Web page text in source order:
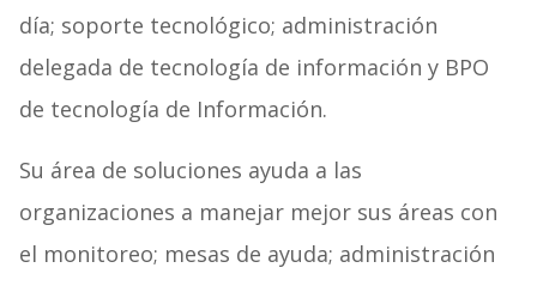
día; soporte tecnológico; administración
delegada de tecnología de información y BPO
de tecnología de Información.
Su área de soluciones ayuda a las
organizaciones a manejar mejor sus áreas con
el monitoreo; mesas de ayuda; administración